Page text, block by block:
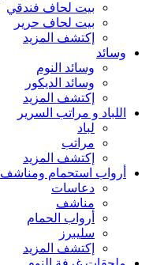
بيت لحاف فندقي
بيت لحاف حرير
إكتشف المزيد
وسائد
وسائد النوم
وسائد الديكور
إكتشف المزيد
اللباد و مراتب السرير
لباد
مراتب
إكتشف المزيد
أرواب استحمام ومناشف
دعاسات
مناشف
أرواب الحمام
سليبرز
إكتشف المزيد